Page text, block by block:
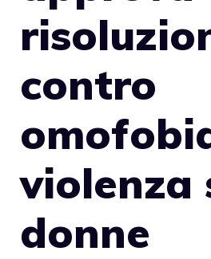
contro
violenza
donne